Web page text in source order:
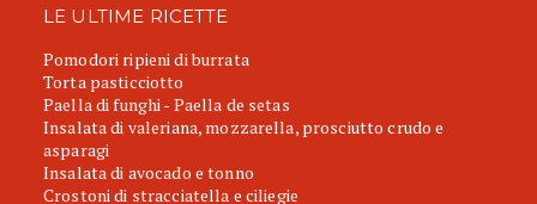
LE ULTIME RICETTE
Pomodori ripieni di burrata
Torta pasticciotto
Paella di funghi - Paella de setas
Insalata di valeriana, mozzarella, prosciutto crudo e
asparagi
Insalata di avocado e tonno
Crostoni di stracciatella e ciliegie